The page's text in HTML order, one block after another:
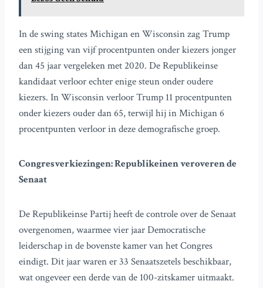
In de swing states Michigan en Wisconsin zag Trump
een stijging van vijf procentpunten onder kiezers jonger
dan 45 jaar vergeleken met 2020. De Republikeinse
kandidaat verloor echter enige steun onder oudere
kiezers. In Wisconsin verloor Trump 11 procentpunten
onder kiezers ouder dan 65, terwijl hij in Michigan 6
procentpunten verloor in deze demografische groep.
Congresverkiezingen: Republikeinen veroveren de
Senaat
De Republikeinse Partij heeft de controle over de Senaat
overgenomen, waarmee vier jaar Democratische
leiderschap in de bovenste kamer van het Congres
eindigt. Dit jaar waren er 33 Senaatszetels beschikbaar,
wat ongeveer een derde van de 100-zitskamer uitmaakt.